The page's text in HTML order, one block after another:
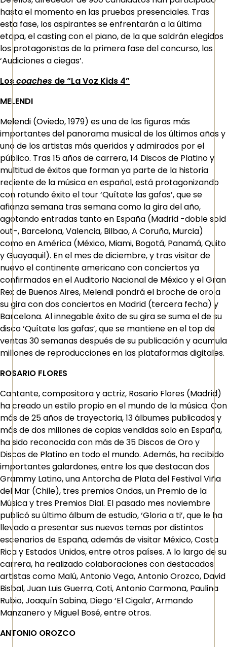
hasta el momento en las pruebas presenciales. Tras
esta fase, los aspirantes se enfrentarán a la última
etapa, el casting con el piano, de la que saldrán elegidos
los protagonistas de la primera fase del concurso, las
‘Audiciones a ciegas’.
Loscoaches de “La Voz Kids 4”
MELENDI
Melendi (Oviedo, 1979) es una de las figuras más
importantes del panorama musical de los últimos años y
uno de los artistas más queridos y admirados por el
público. Tras 15 años de carrera, 14 Discos de Platino y
multitud de éxitos que forman ya parte de la historia
reciente de la música en español, está protagonizando
con rotundo éxito el tour ‘Quítate las gafas’, que se
afianza semana tras semana como la gira del año,
agotando entradas tanto en España (Madrid -doble sold
out-, Barcelona, Valencia, Bilbao, A Coruña, Murcia)
como en América (México, Miami, Bogotá, Panamá, Quito
y Guayaquil). En el mes de diciembre, y tras visitar de
nuevo el continente americano con conciertos ya
confirmados en el Auditorio Nacional de México y el Gran
Rex de Buenos Aires, Melendi pondrá el broche de oro a
su gira con dos conciertos en Madrid (tercera fecha) y
Barcelona. Al innegable éxito de su gira se suma el de su
disco ‘Quítate las gafas’, que se mantiene en el top de
ventas 30 semanas después de su publicación y acumula
millones de reproducciones en las plataformas digitales.
ROSARIO FLORES
Cantante, compositora y actriz, Rosario Flores (Madrid)
ha creado un estilo propio en el mundo de la música. Con
más de 25 años de trayectoria, 13 álbumes publicados y
más de dos millones de copias vendidas solo en España,
ha sido reconocida con más de 35 Discos de Oro y
Discos de Platino en todo el mundo. Además, ha recibido
importantes galardones, entre los que destacan dos
Grammy Latino, una Antorcha de Plata del Festival Viña
del Mar (Chile), tres premios Ondas, un Premio de la
Música y tres Premios Dial. El pasado mes noviembre
publicó su último álbum de estudio, ‘Gloria a ti’, que le ha
llevado a presentar sus nuevos temas por distintos
escenarios de España, además de visitar México, Costa
Rica y Estados Unidos, entre otros países. A lo largo de su
carrera, ha realizado colaboraciones con destacados
artistas como Malú, Antonio Vega, Antonio Orozco, David
Bisbal, Juan Luis Guerra, Coti, Antonio Carmona, Paulina
Rubio, Joaquín Sabina, Diego ‘El Cigala’, Armando
Manzanero y Miguel Bosé, entre otros.
ANTONIO OROZCO